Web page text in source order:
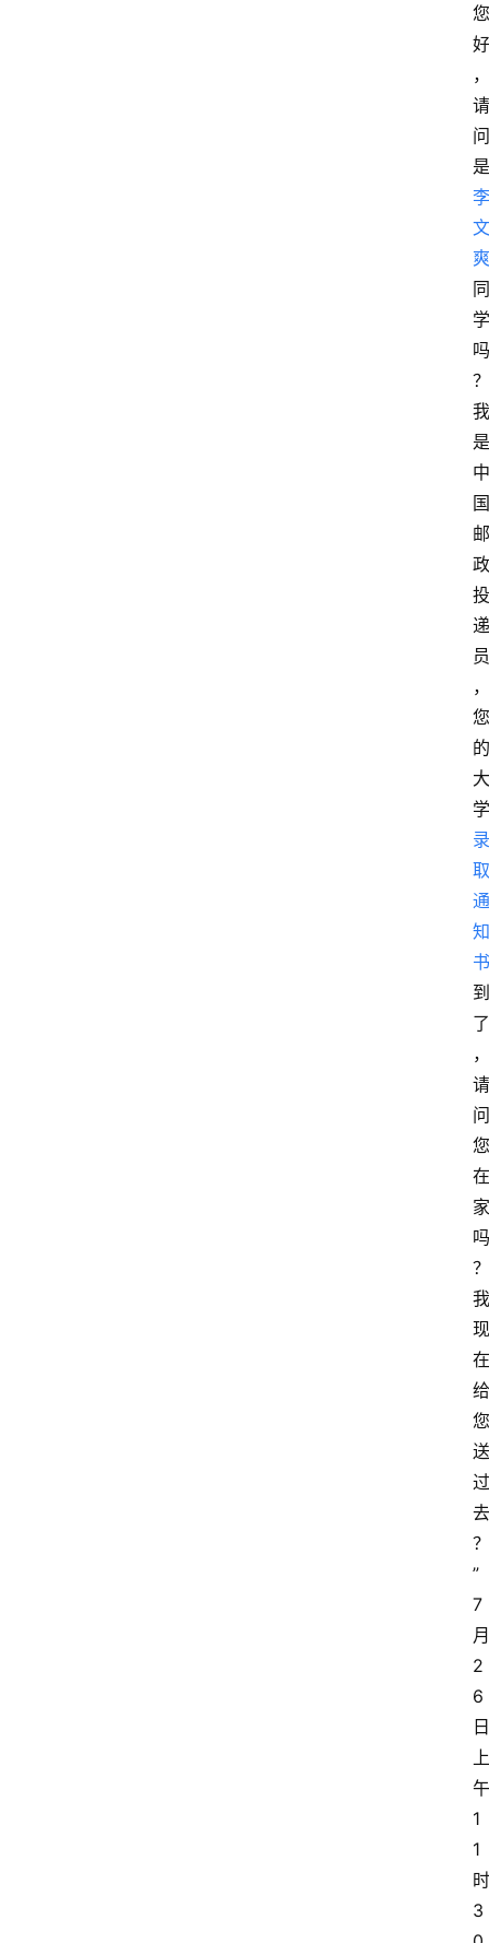
您
好
，
请
问
是
李
文
爽
同
学
吗
？
我
是
中
国
邮
政
投
递
员
，
您
的
大
学
录
取
通
知
书
到
了
，
请
问
您
在
家
吗
？
我
现
在
给
您
送
过
去
？
”
7
月
2
6
日
上
午
1
1
时
3